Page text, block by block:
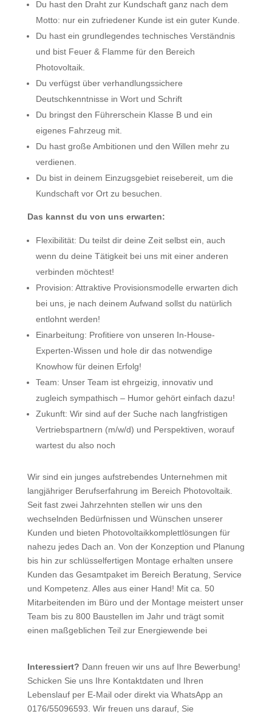
Du hast den Draht zur Kundschaft ganz nach dem
Motto: nur ein zufriedener Kunde ist ein guter Kunde.
Du hast ein grundlegendes technisches Verständnis
und bist Feuer & Flamme für den Bereich
Photovoltaik.
Du verfügst über verhandlungssichere
Deutschkenntnisse in Wort und Schrift
Du bringst den Führerschein Klasse B und ein
eigenes Fahrzeug mit.
Du hast große Ambitionen und den Willen mehr zu
verdienen.
Du bist in deinem Einzugsgebiet reisebereit, um die
Kundschaft vor Ort zu besuchen.
Das kannst du von uns erwarten:
Flexibilität: Du teilst dir deine Zeit selbst ein, auch
wenn du deine Tätigkeit bei uns mit einer anderen
verbinden möchtest!
Provision: Attraktive Provisionsmodelle erwarten dich
bei uns, je nach deinem Aufwand sollst du natürlich
entlohnt werden!
Einarbeitung: Profitiere von unseren In-House-
Experten-Wissen und hole dir das notwendige
Knowhow für deinen Erfolg!
Team: Unser Team ist ehrgeizig, innovativ und
zugleich sympathisch – Humor gehört einfach dazu!
Zukunft: Wir sind auf der Suche nach langfristigen
Vertriebspartnern (m/w/d) und Perspektiven, worauf
wartest du also noch
Wir sind ein junges aufstrebendes Unternehmen mit
langjähriger Berufserfahrung im Bereich Photovoltaik.
Seit fast zwei Jahrzehnten stellen wir uns den
wechselnden Bedürfnissen und Wünschen unserer
Kunden und bieten Photovoltaikkomplettlösungen für
nahezu jedes Dach an. Von der Konzeption und Planung
bis hin zur schlüsselfertigen Montage erhalten unsere
Kunden das Gesamtpaket im Bereich Beratung, Service
und Kompetenz. Alles aus einer Hand! Mit ca. 50
Mitarbeitenden im Büro und der Montage meistert unser
Team bis zu 800 Baustellen im Jahr und trägt somit
einen maßgeblichen Teil zur Energiewende bei
Interessiert? Dann freuen wir uns auf Ihre Bewerbung!
Schicken Sie uns Ihre Kontaktdaten und Ihren
Lebenslauf per E-Mail oder direkt via WhatsApp an
0176/55096593. Wir freuen uns darauf, Sie